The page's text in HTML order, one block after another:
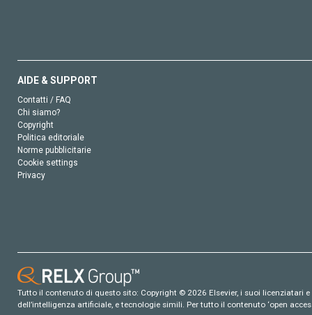
AIDE & SUPPORT
Contatti / FAQ
Chi siamo?
Copyright
Politica editoriale
Norme pubblicitarie
Cookie settings
Privacy
Tutto il contenuto di questo sito: Copyright © 2026 Elsevier, i suoi
dell’intelligenza artificiale, e tecnologie simili. Per tutto il contenuto ‘open